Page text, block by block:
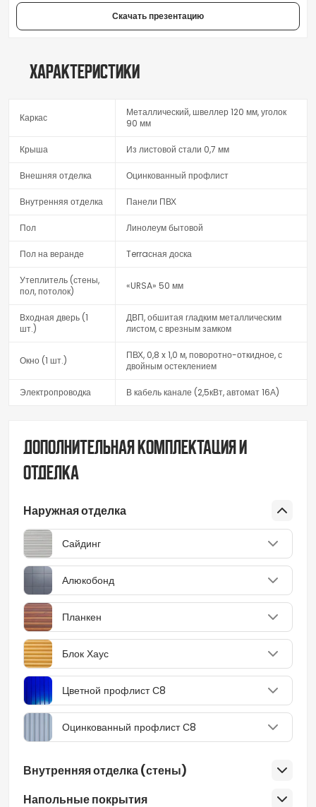
Скачать презентацию
Характеристики
Каркас
Металлический, швеллер 120 мм, уголок
90 мм
Крыша Из листовой стали 0,7 мм
Внешняя отделка Оцинкованный профлист
Внутренняя отделка Панели ПВХ
Пол Линолеум бытовой
Пол на веранде Terraсная доска
Утеплитель (стены,
пол, потолок)
«URSA» 50 мм
Входная дверь (1
шт.)
ДВП, обшитая гладким металлическим
листом, с врезным замком
Окно (1 шт.)
ПВХ, 0,8 x 1,0 м, поворотно-откидное, с
двойным остеклением
Электропроводка В кабель канале (2,5кВт, автомат 16А)
Дополнительная комплектация и
отделка
Наружная отделка
Сайдинг
Алюкобонд
Планкен
Блок Хаус
Цветной профлист С8
Оцинкованный профлист С8
Внутренняя отделка (стены)
Напольные покрытия